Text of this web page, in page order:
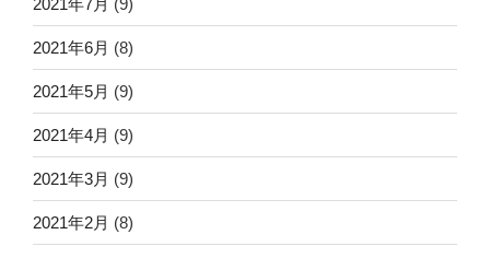
2021年6月 (8)
2021年5月 (9)
2021年4月 (9)
2021年3月 (9)
2021年2月 (8)